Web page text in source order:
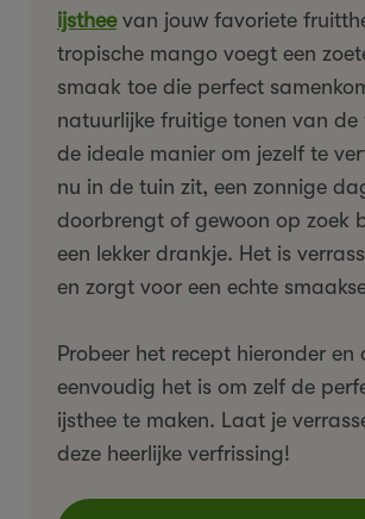
ijstheevan jouw favoriete
tropische mango voegt een
smaak toe die perfect
natuurlijke fruitige tonen van de
de ideale manier om jezelf te
nu in de tuin zit, een zonnige
doorbrengt of gewoon op zoek
een lekker drankje. Het is
en zorgt voor een echte
Probeer het recept hieronder en
eenvoudig het is om zelf de
ijsthee te maken. Laat je
deze heerlijke verfrissing!